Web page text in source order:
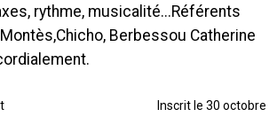
rythme, musicalité...Référents
Berbessou Catherine
Inscrit le 30 octobre